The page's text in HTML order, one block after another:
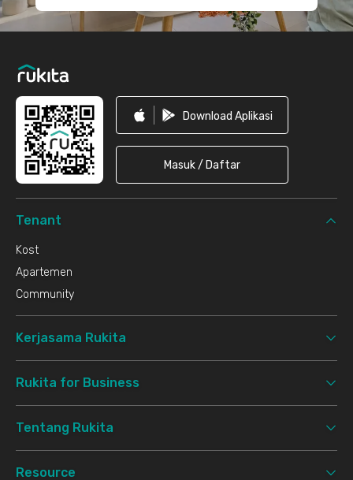
Download Aplikasi
Masuk / Daftar
Tenant
Kost
Apartemen
Community
Kerjasama Rukita
Rukita for Business
Tentang Rukita
Resource